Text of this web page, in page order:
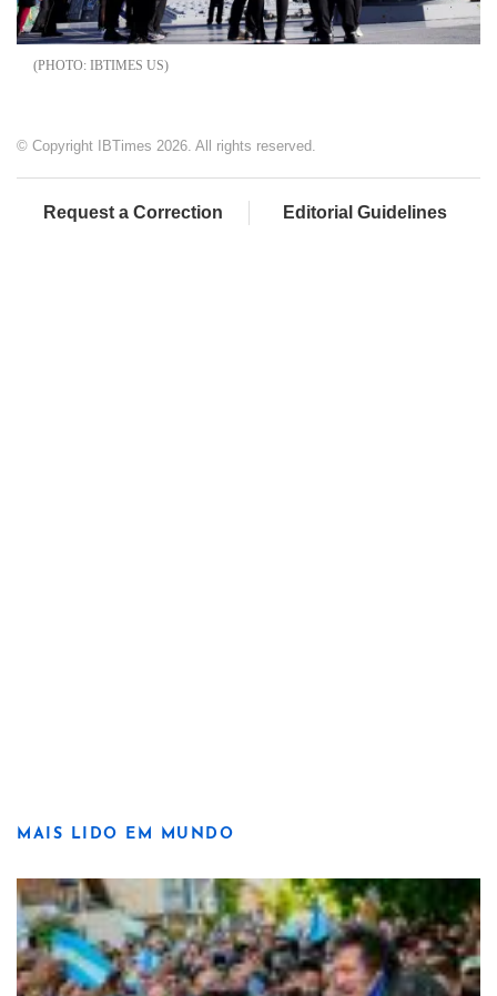
IBTIMES US
© Copyright IBTimes 2026. All rights reserved.
Request a Correction Editorial Guidelines
MAIS LIDO EM MUNDO